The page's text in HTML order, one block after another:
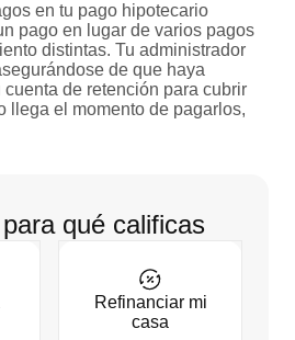
en tu pago hipotecario
pago en lugar de varios pagos
distintas. Tu administrador
de que haya
de retención para cubrir
llega el momento de pagarlos,
qué calificas
Refinanciar mi
casa